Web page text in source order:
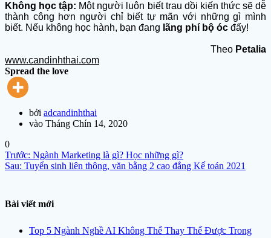
Không học tập: Một người luôn biết trau dồi kiến thức sẽ dễ
thành công hơn người chỉ biết tự mãn với những gì mình
biết. Nếu không học hành, bạn đang lãng phí bộ óc đấy!
Theo Petalia
www.candinhthai.com
Spread the love
bởi adcandinhthai
vào Tháng Chín 14, 2020
0
Điều
hướng
Trước: Bài
trước
Ngành Marketing là gì? Học những gì?
Sau: Bài
Tuyển sinh liên thông, văn bằng 2 cao đẳng Kế toán 2021
Bài viết mới
Top 5 Ngành Nghề AI Không Thể Thay Thế Được Trong